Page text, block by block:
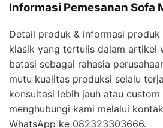
Informasi Pemesanan Sofa
Detail produk & informasi
klasik yang tertulis dalam artikel
batasi sebagai rahasia
mutu kualitas produksi selalu
konsultasi lebih jauh atau
menghubungi kami melalui
WhatsApp ke 082323303666.